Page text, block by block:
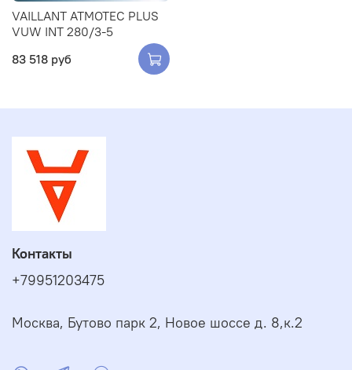
VAILLANT ATMOTEC PLUS
VUW INT 280/3-5
83 518 руб
Контакты
+79951203475
Москва, Бутово парк 2, Новое шоссе д. 8,к.2